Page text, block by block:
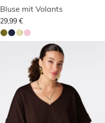
Bluse mit Volants
29,99 €